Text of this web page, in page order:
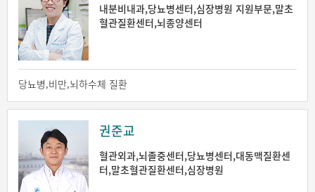
내분비내과,당뇨병센터,심장병원 지원부문,말초
혈관질환센터,뇌종양센터
당뇨병,비만,뇌하수체 질환
권준교
혈관외과,뇌졸중센터,당뇨병센터,대동맥질환센
터,말초혈관질환센터,심장병원